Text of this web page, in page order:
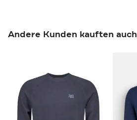
Andere Kunden kauften auch